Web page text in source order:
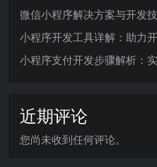
微信小程序解决方案与开发
小程序开发工具详解：助力
小程序支付开发步骤解析：
近期评论
您尚未收到任何评论。